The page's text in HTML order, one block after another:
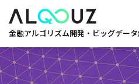
金融アルゴリズム開発・ビッグデー